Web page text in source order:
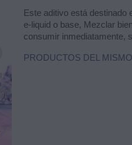
Este aditivo está destinado
e-liquid o base, Mezclar
consumir inmediatamente,
PRODUCTOS DEL